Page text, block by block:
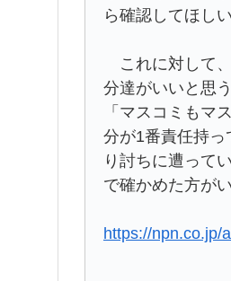
ら確認してほし
これに対して
分達がいいと思
「マスコミもマ
分が1番責任持
り討ちに遭って
で確かめた方が
https://npn.co.jp/